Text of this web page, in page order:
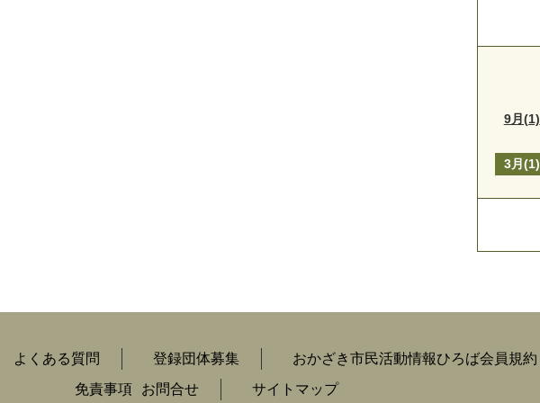
9月(1)
3月(1)
よくある質問 登録団体募集
おかざき市民活動情報ひろば会員規約
免責事項
お問合せ サイトマップ